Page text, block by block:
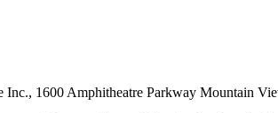
Inc., 1600 Amphitheatre Parkway Mountain